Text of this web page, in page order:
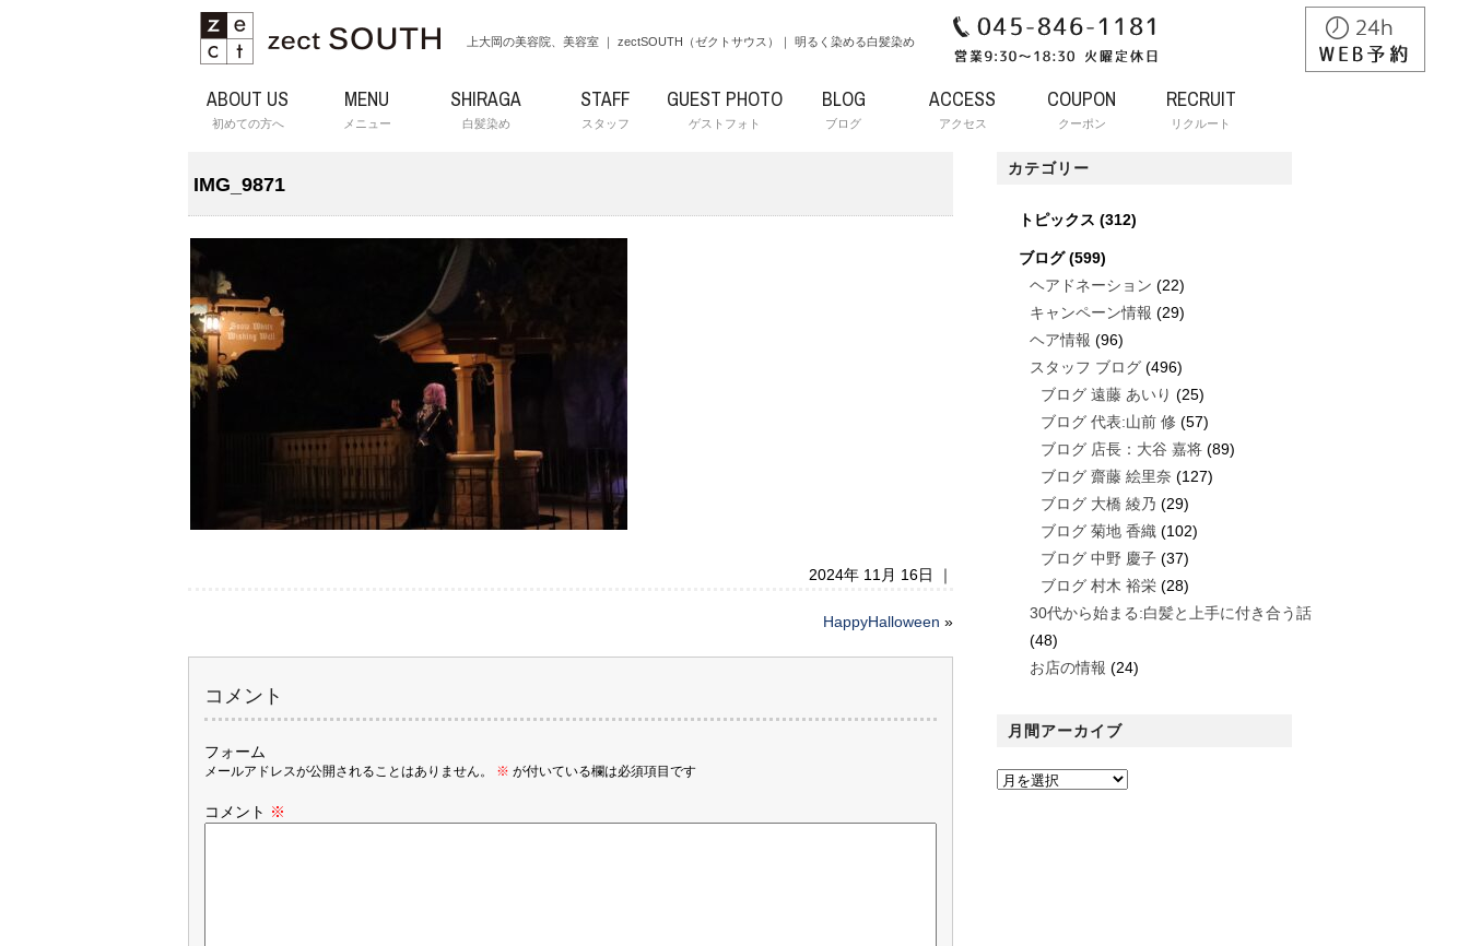
上大岡の美容院、美容室 ｜ zectSOUTH（ゼクトサウス）｜ 明るく染める白髪染め
ABOUT US
初めての方へ
MENU
メニュー
SHIRAGA
白髪染め
STAFF
スタッフ
GUEST PHOTO
ゲストフォト
BLOG
ブログ
ACCESS
アクセス
COUPON
クーポン
RECRUIT
リクルート
IMG_9871
2024年 11月 16日 ｜
HappyHalloween »
コメント
フォーム
メールアドレスが公開されることはありません。 ※ が付いている欄は必須項目です
コメント ※
カテゴリー
トピックス (312)
ブログ(599)
ヘアドネーション (22)
キャンペーン情報 (29)
ヘア情報 (96)
スタッフ ブログ (496)
ブログ 遠藤 あいり (25)
ブログ 代表:山前 修 (57)
ブログ 店長：大谷 嘉将 (89)
ブログ 齋藤 絵里奈 (127)
ブログ 大橋 綾乃 (29)
ブログ 菊地 香織 (102)
ブログ 中野 慶子 (37)
ブログ 村木 裕栄 (28)
30代から始まる:白髪と上手に付き合う話
(48)
お店の情報 (24)
月間アーカイブ